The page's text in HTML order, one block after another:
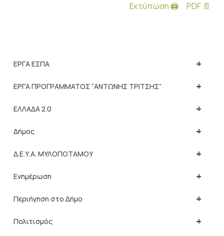
Εκτύπωση 🖨 PDF 📄
+
ΕΡΓΑ ΕΣΠΑ
+
ΕΡΓΑ ΠΡΟΓΡΑΜΜΑΤΟΣ “ΑΝΤΩΝΗΣ ΤΡΙΤΣΗΣ”
+
ΕΛΛΑΔΑ 2.0
+
Δήμος
+
Δ.Ε.Υ.Α. ΜΥΛΟΠΟΤΑΜΟΥ
+
Ενημέρωση
+
Περιήγηση στο Δήμο
+
Πολιτισμός